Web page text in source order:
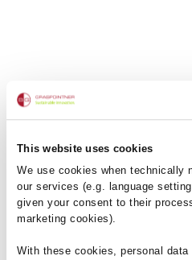
This website uses cookies
We use cookies when technically
our services (e.g. language
given your consent to their
marketing cookies).
With these cookies, personal